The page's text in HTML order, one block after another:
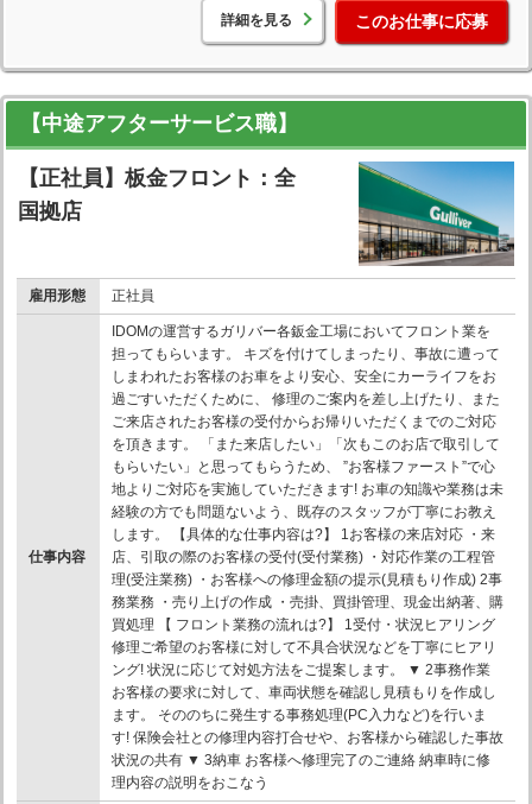
詳細を見る このお仕事に応募
【中途アフターサービス職】
【正社員】板金フロント：全
国拠店
雇用形態 正社員
仕事内容
IDOMの運営するガリバー各鈑金工場においてフロント業を
担ってもらいます。 キズを付けてしまったり、事故に遭って
しまわれたお客様のお車をより安心、安全にカーライフをお
過ごすいただくために、 修理のご案内を差し上げたり、また
ご来店されたお客様の受付からお帰りいただくまでのご対応
を頂きます。 「また来店したい」「次もこのお店で取引して
もらいたい」と思ってもらうため、 ”お客様ファースト”で心
地よりご対応を実施していただきます! お車の知識や業務は未
経験の方でも問題ないよう、既存のスタッフが丁寧にお教え
します。 【具体的な仕事内容は?】 1お客様の来店対応 ・来
店、引取の際のお客様の受付(受付業務) ・対応作業の工程管
理(受注業務) ・お客様への修理金額の提示(見積もり作成) 2事
務業務 ・売り上げの作成 ・売掛、買掛管理、現金出納著、購
買処理 【 フロント業務の流れは?】 1受付・状況ヒアリング
修理ご希望のお客様に対して不具合状況などを丁寧にヒアリ
ング! 状況に応じて対処方法をご提案します。 ▼ 2事務作業
お客様の要求に対して、車両状態を確認し見積もりを作成し
ます。 そののちに発生する事務処理(PC入力など)を行いま
す! 保険会社との修理内容打合せや、お客様から確認した事故
状況の共有 ▼ 3納車 お客様へ修理完了のご連絡 納車時に修
理内容の説明をおこなう